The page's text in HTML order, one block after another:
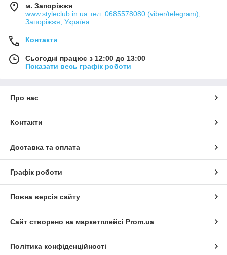
м. Запоріжжя
www.styleclub.in.ua тел. 0685578080 (viber/telegram),
Запоріжжя, Україна
Контакти
Сьогодні працює з 12:00 до 13:00
Показати весь графік роботи
Про нас
Контакти
Доставка та оплата
Графік роботи
Повна версія сайту
Сайт створено на маркетплейсі Prom.ua
Політика конфіденційності